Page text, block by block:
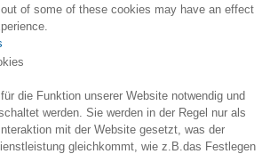
of some of these cookies may have an effect
die Funktion unserer Website notwendig und
werden. Sie werden in der Regel nur als
mit der Website gesetzt, was der
gleichkommt, wie z.B.das Festlegen